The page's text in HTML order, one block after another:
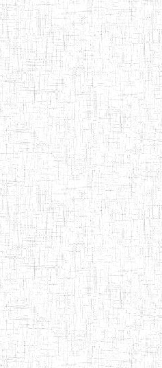
01/01/1958 ENIEG
01/11/2001 ENIEG
01/01/1975 ENIEG
25/08/1986 ENIEG
05/11/1998 ENIET
05/08/2010 ENIET
01/01/1975 ENIEG